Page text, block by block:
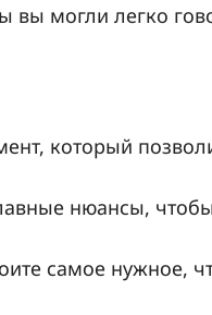
вы могли легко
который
нюансы,
самое нужное,